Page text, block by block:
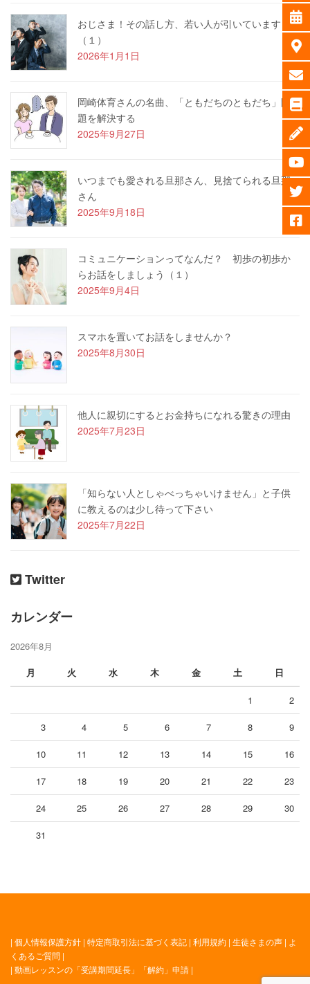
おじさま！その話し方、若い人が引いています
（１）
2026年1月1日
岡崎体育さんの名曲、「ともだちのともだち」問
題を解決する
2025年9月27日
いつまでも愛される旦那さん、見捨てられる旦那
さん
2025年9月18日
コミュニケーションってなんだ？ 初歩の初歩か
らお話をしましょう（１）
2025年9月4日
スマホを置いてお話をしませんか？
2025年8月30日
他人に親切にするとお金持ちになれる驚きの理由
2025年7月23日
「知らない人としゃべっちゃいけません」と子供
に教えるのは少し待って下さい
2025年7月22日
Twitter
カレンダー
2026年8月
月
火 水 木 金 土 日
1 2
3 4 5 6 7 8 9
10 11 12 13 14 15 16
17 18 19 20 21 22 23
24 25 26 27 28 29 30
31
| 個人情報保護方針 | 特定商取引法に基づく表記 | 利用規約 | 生徒さまの声 | よ
くあるご質問 |
| 動画レッスンの「受講期間延長」「解約」申請 |